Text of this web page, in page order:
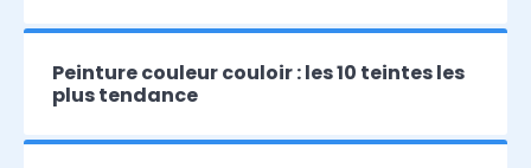
Peinture couleur couloir : les 10 teintes les
plus tendance